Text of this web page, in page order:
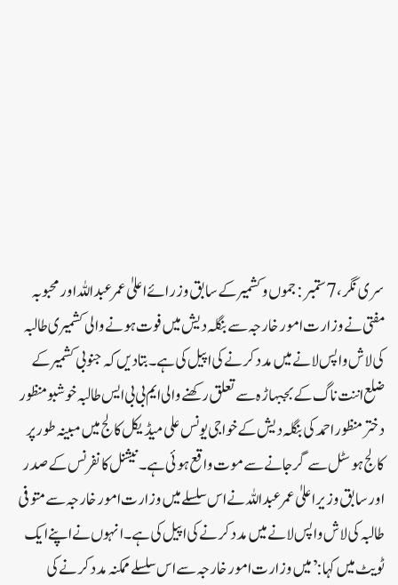
سری نگر،7 ستمبر:جموں و کشمیر کے سابق وزرائے اعلیٰ عمر عبداللہ اور محبوبہ
مفتی نے وزارت امور خارجہ سے بنگلہ دیش میں فوت ہونے والی کشمیری طالبہ
کی لاش واپس لانے میں مدد کرنے کی اپیل کی ہے۔بتادیں کہ جنوبی کشمیر کے
ضلع اننت ناگ کے بجبہاڑہ سے تعلق رکھنے والی ایم بی بی ایس طالبہ خوشبو منظور
دختر منظور احمد کی بنگلہ دیش کے خواجی یونس علی میڈیکل کالج میں مبینہ طور پر
کالج ہوسٹل سے گر جانے سے موت واقع ہوئی ہے۔نیشنل کانفرنس کے صدر
اور سابق وزیر اعلیٰ عمر عبداللہ نے اس سلسلے میں وزارت امور خارجہ سے متوفی
طالبہ کی لاش واپس لانے میں مدد کرنے کی اپیل کی ہے۔انہوں نے اپنے ایک
ٹویٹ میں کہا: ’میں وزارت امور خارجہ سے اس سلسلے ممکنہ مدد کرنے کی